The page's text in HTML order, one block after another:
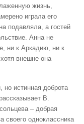
жизнь,
играла его
подавляла, а гостей
Анна не
ни к Аркадию, ни к
внешне она
истинная доброта
В.
– добрая
своего одноклассника